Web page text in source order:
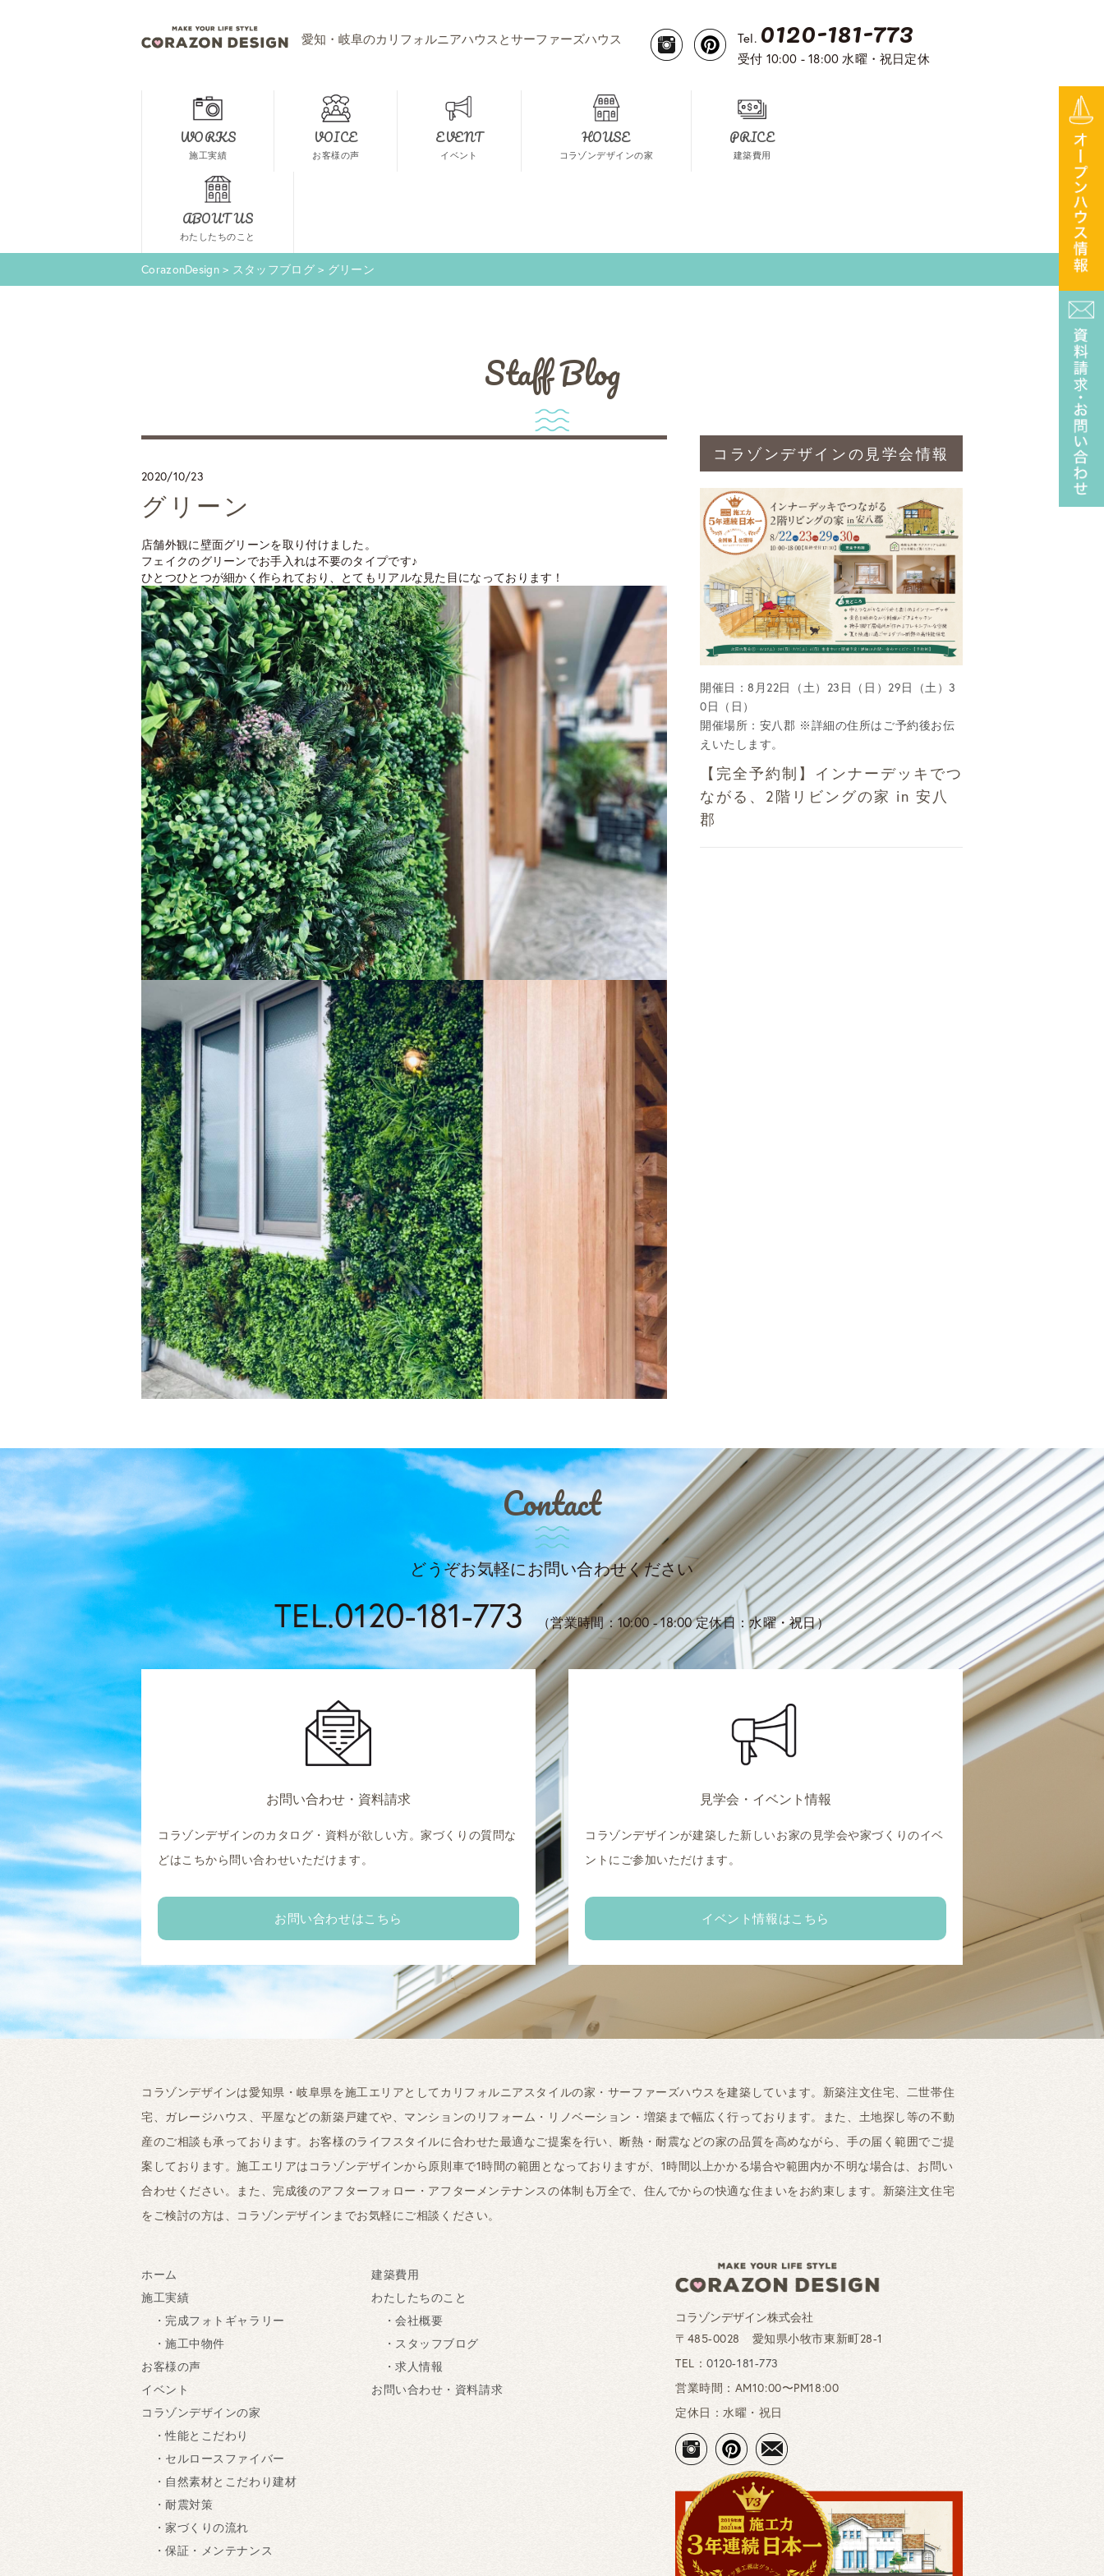
愛知・岐阜のカリフォルニアハウスとサーファーズハウス Tel. 0120-181-773
受付 10:00 - 18:00 水曜・祝日定休
WORKS
施工実績
VOICE
お客様の声
EVENT
イベント
HOUSE
コラゾンデザインの家
PRICE
建築費用
ABOUT US
わたしたちのこと
CorazonDesign> スタッフブログ> グリーン
Staff Blog
2020/10/23
グリーン
店舗外観に壁面グリーンを取り付けました。
フェイクのグリーンでお手入れは不要のタイプです♪
ひとつひとつが細かく作られており、とてもリアルな見た目になっております！
コラゾンデザインの見学会情報
開催日：8月22日（土）23日（日）29日（土）3
0日（日）
開催場所：安八郡 ※詳細の住所はご予約後お伝
えいたします。
【完全予約制】インナーデッキでつ
ながる、2階リビングの家 in 安八
郡
Contact
どうぞお気軽にお問い合わせください
TEL.0120-181-773 （営業時間：10:00 - 18:00 定休日：水曜・祝日）
お問い合わせ・資料請求
コラゾンデザインのカタログ・資料が欲しい方。家づくりの質問な
どはこちから問い合わせいただけます。
お問い合わせはこちら
見学会・イベント情報
コラゾンデザインが建築した新しいお家の見学会や家づくりのイベ
ントにご参加いただけます。
イベント情報はこちら
コラゾンデザインは愛知県・岐阜県を施工エリアとしてカリフォルニアスタイルの家・サーファーズハウスを建築しています。新築注文住宅、二世帯住
宅、ガレージハウス、平屋などの新築戸建てや、マンションのリフォーム・リノベーション・増築まで幅広く行っております。また、土地探し等の不動
産のご相談も承っております。お客様のライフスタイルに合わせた最適なご提案を行い、断熱・耐震などの家の品質を高めながら、手の届く範囲でご提
案しております。施工エリアはコラゾンデザインから原則車で1時間の範囲となっておりますが、1時間以上かかる場合や範囲内か不明な場合は、お問い
合わせください。また、完成後のアフターフォロー・アフターメンテナンスの体制も万全で、住んでからの快適な住まいをお約束します。新築注文住宅
をご検討の方は、コラゾンデザインまでお気軽にご相談ください。
ホーム
施工実績
・完成フォトギャラリー
・施工中物件
お客様の声
イベント
コラゾンデザインの家
・性能とこだわり
・セルロースファイバー
・自然素材とこだわり建材
・耐震対策
・家づくりの流れ
・保証・メンテナンス
建築費用
わたしたちのこと
・会社概要
・スタッフブログ
・求人情報
お問い合わせ・資料請求
コラゾンデザイン株式会社
〒485-0028 愛知県小牧市東新町28-1
TEL：0120-181-773
営業時間：AM10:00〜PM18:00
定休日：水曜・祝日